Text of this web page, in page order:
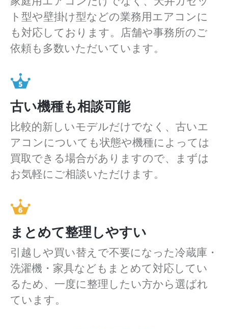
ト型や壁掛け型などの業務用エアコンに
も対応しております。店舗や事務所のご
依頼も多数いただいています。
古い機種も相談可能
比較的新しいモデルだけでなく、古いエ
アコンについても状態や機種によっては
買取できる場合がありますので、まずは
お気軽にご相談いただけます。
まとめて整理しやすい
引越しや買い替えで不要になった冷蔵庫・
洗濯機・家具などもまとめて対応してい
るため、一度に整理したい方から選ばれ
ています。